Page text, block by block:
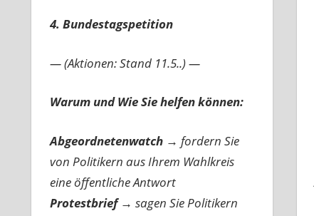
4. Bundestagspetition
— (Aktionen: Stand 11.5..) —
Warum und Wie Sie helfen können:
Abgeordnetenwatch → fordern Sie
von Politikern aus Ihrem Wahlkreis
eine öffentliche Antwort
Protestbrief → sagen Sie Politikern